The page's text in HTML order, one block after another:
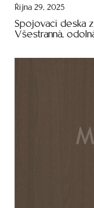
Října 29, 2025
Spojovací deska
Všestranná,